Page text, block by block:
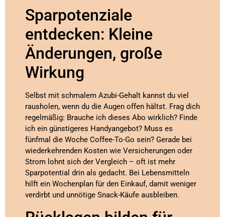
Sparpotenziale
entdecken: Kleine
Änderungen, große
Wirkung
Selbst mit schmalem Azubi-Gehalt kannst du viel
rausholen, wenn du die Augen offen hältst. Frag dich
regelmäßig: Brauche ich dieses Abo wirklich? Finde
ich ein günstigeres Handyangebot? Muss es
fünfmal die Woche Coffee-To-Go sein? Gerade bei
wiederkehrenden Kosten wie Versicherungen oder
Strom lohnt sich der Vergleich – oft ist mehr
Sparpotential drin als gedacht. Bei Lebensmitteln
hilft ein Wochenplan für den Einkauf, damit weniger
verdirbt und unnötige Snack-Käufe ausbleiben.